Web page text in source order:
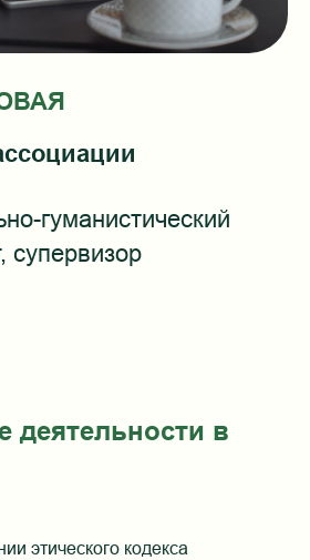
гуманистический
супервизор
деятельности в
этического кодекса